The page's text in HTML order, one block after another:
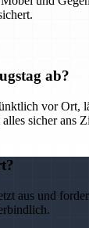
ab?
vor Ort,
sicher ans
aus und